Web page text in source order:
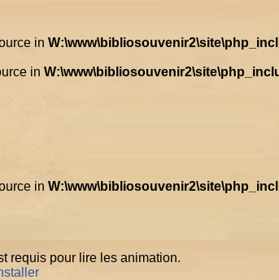
in
in
in
requis pour lire les animation.